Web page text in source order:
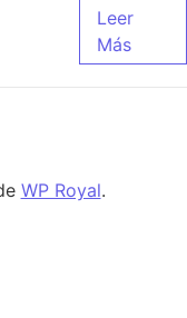
madrid 2015
Leer
Más
WP Royal.